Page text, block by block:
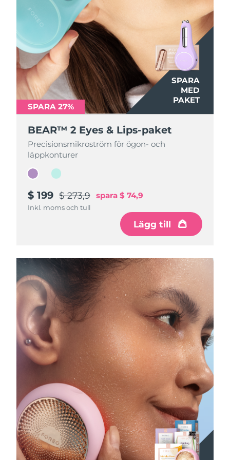
SPARA
MED
PAKET
SPARA 27%
BEAR™ 2 Eyes & Lips-paket
Precisionsmikroström för ögon- och
läppkonturer
$ 199 $ 273,9 spara $ 74,9
Inkl. moms och tull
Lägg till
SPARA
MED
PAKET
SPARA 27%
BEAR™ 2 Eyes & Lips-paket
Precisionsmikroström för ögon- och
läppkonturer
$ 199 $ 273,9 spara $ 74,9
Inkl. moms och tull
Lägg till